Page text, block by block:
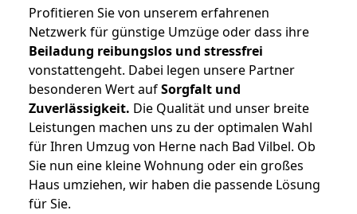
Profitieren Sie von unserem erfahrenen
Netzwerk für günstige Umzüge oder dass ihre
Beiladung reibungslos und stressfrei
vonstattengeht. Dabei legen unsere Partner
besonderen Wert aufSorgfalt und
Zuverlässigkeit. Die Qualität und unser breite
Leistungen machen uns zu der optimalen Wahl
für Ihren Umzug von Herne nach Bad Vilbel. Ob
Sie nun eine kleine Wohnung oder ein großes
Haus umziehen, wir haben die passende Lösung
für Sie.